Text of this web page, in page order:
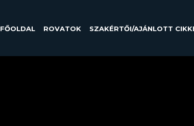
FŐOLDAL ROVATOK SZAKÉRTŐI/AJÁNLOTT